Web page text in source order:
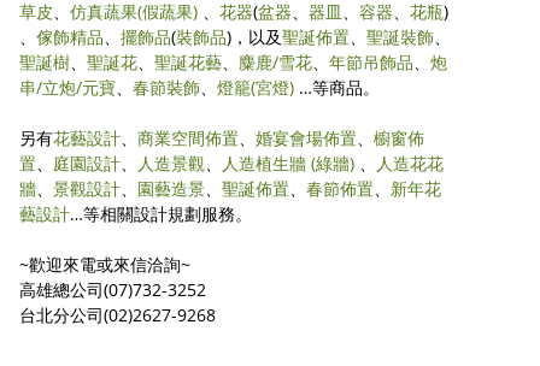
草皮、 仿真蔬果(假蔬果) 、 花器(盆器、 器皿、 容器、 花瓶)
、 傢飾精品、 擺飾品(裝飾品)，以及聖誕佈置、 聖誕裝飾、
聖誕樹、 聖誕花、 聖誕花藝、 麋鹿/雪花、 年節吊飾品、 炮
串/立炮/元寶、 春節裝飾、 燈籠(宮燈) …等商品。
另有花藝設計、 商業空間佈置、 婚宴會場佈置、 櫥窗佈
置、 庭園設計、 人造景觀、 人造植生牆 (綠牆) 、
人造花花
牆、 景觀設計、 園藝造景、 聖誕佈置、 春節佈置、 新年花
藝設計…等相關設計規劃服務。
~歡迎來電或來信洽詢~
高雄總公司(07)732-3252
台北分公司(02)2627-9268